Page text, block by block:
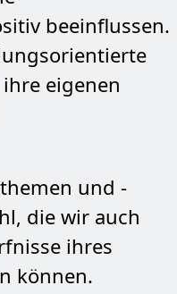
beeinflussen.
eigenen
und -
die wir auch
ihres
können.